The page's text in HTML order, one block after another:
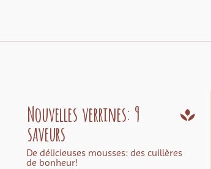
Nouvelles verrines: 9
saveurs
De délicieuses mousses: des cuillères
de bonheur!